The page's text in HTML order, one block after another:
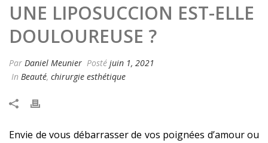
UNE LIPOSUCCION EST-ELLE
DOULOUREUSE ?
Par Daniel Meunier Posté juin 1, 2021
In Beauté, chirurgie esthétique
Envie de vous débarrasser de vos poignées d’amour ou